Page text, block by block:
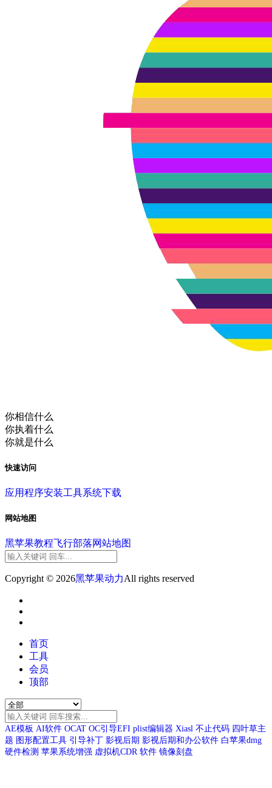
你相信什么
你执着什么
你就是什么
快速访问
应用程序安装工具系统下载
网站地图
黑苹果教程飞行部落网站地图
Copyright © 2026黑苹果动力All rights reserved
首页
工具
会员
顶部
AE模板 AI软件 OCAT OC引导EFI plist编辑器 Xiasl 不止代码 四叶草主
题 图形配置工具 引导补丁 影视后期 影视后期和办公软件 白苹果dmg
硬件检测 苹果系统增强 虚拟机CDR 软件 镜像刻盘